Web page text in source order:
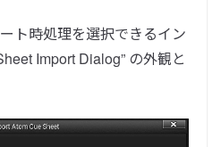
ト時処理を選択できるイン
Import Dialog” の外観と